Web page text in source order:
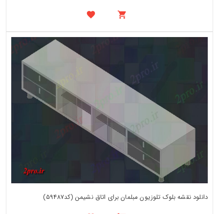
دانلود نقشه بلوک تلوزیون مبلمان برای اتاق نشیمن (کد59487)